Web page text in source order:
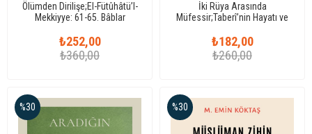
Ölümden Dirilişe;El-Fütûhâtü’l-
Mekkiyye: 61-65. Bâblar
₺252,00
₺360,00
İki Rüya Arasında
Müfessir;Taberî’nin Hayatı ve
₺182,00
₺260,00
%30 %30